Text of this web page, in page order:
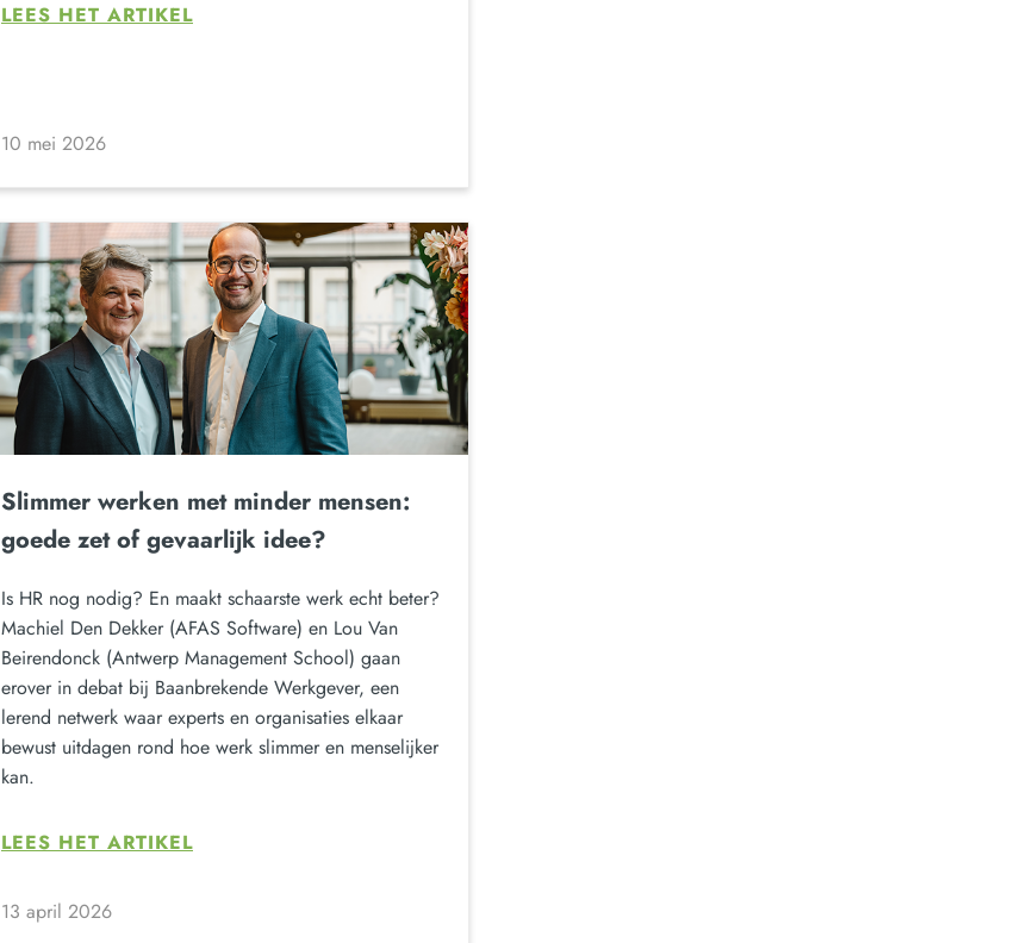
LEES HET ARTIKEL
10 mei 2026
Slimmer werken met minder mensen:
goede zet of gevaarlijk idee?
Is HR nog nodig? En maakt schaarste werk echt beter?
Machiel Den Dekker (AFAS Software) en Lou Van
Beirendonck (Antwerp Management School) gaan
erover in debat bij Baanbrekende Werkgever, een
lerend netwerk waar experts en organisaties elkaar
bewust uitdagen rond hoe werk slimmer en menselijker
kan.
LEES HET ARTIKEL
13 april 2026